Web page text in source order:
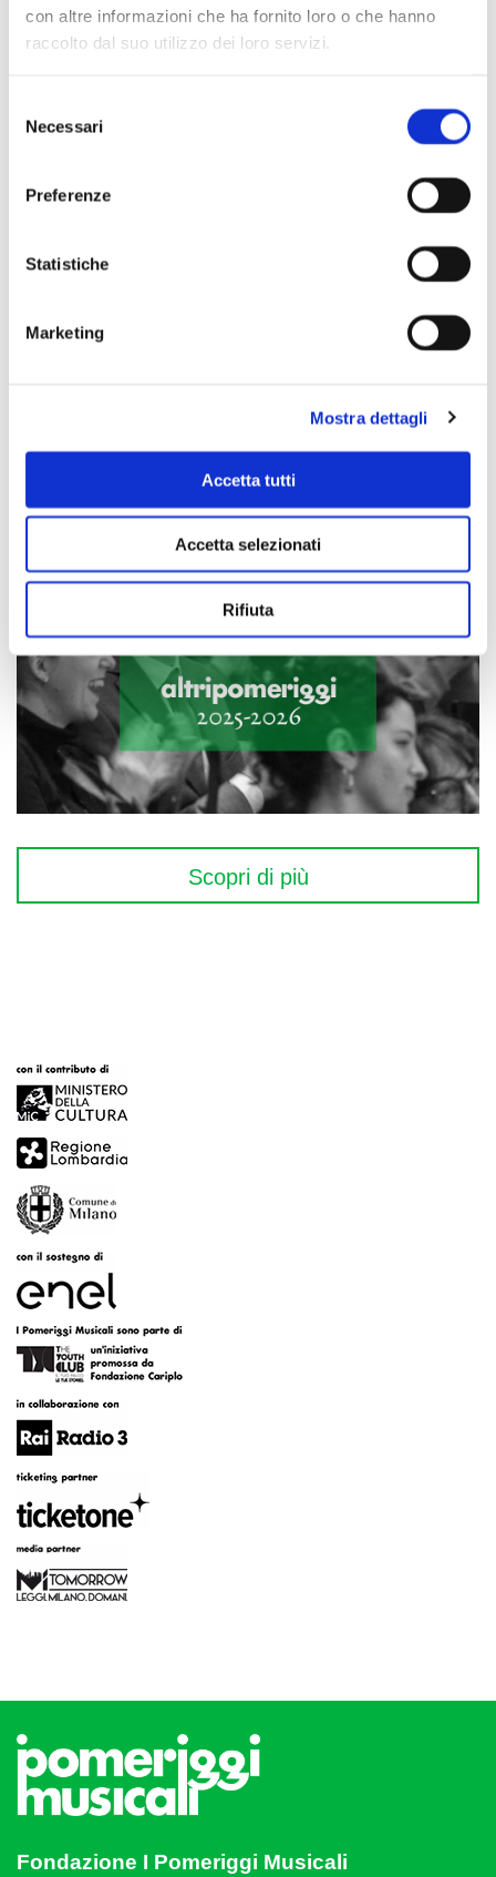
con altre informazioni che ha fornito loro o che hanno
raccolto dal suo utilizzo dei loro servizi.
delNecessari
Preferenze
Statistiche
Marketing
Mostra dettagli
Accetta tutti
Accetta selezionati
Rifiuta
Scopri di più
Fondazione I Pomeriggi Musicali